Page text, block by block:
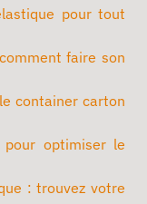
pour tout
faire son
container carton
pour optimiser le
: trouvez votre